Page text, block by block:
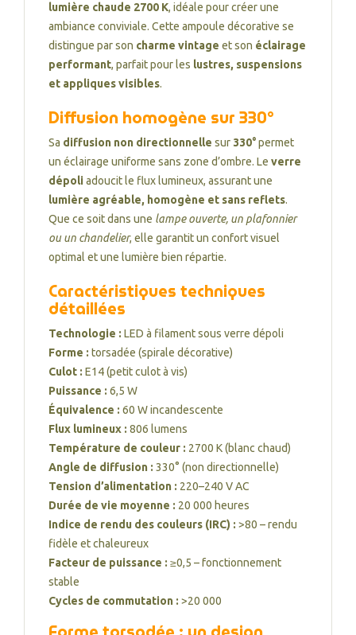
lumière chaude 2700 K, idéale pour créer une
ambiance conviviale. Cette ampoule décorative se
distingue par son charme vintage et son éclairage
performant, parfait pour les lustres, suspensions
et appliques visibles.
Diffusion homogène sur 330°
Sa diffusion non directionnelle sur 330°permet
un éclairage uniforme sans zone d’ombre. Le verre
dépoliadoucit le flux lumineux, assurant une
lumière agréable, homogène et sans reflets.
Que ce soit dans une lampe ouverte, un plafonnier
ou un chandelier, elle garantit un confort visuel
optimal et une lumière bien répartie.
Caractéristiques techniques
détaillées
Technologie : LED à filament sous verre dépoli
Forme : torsadée (spirale décorative)
Culot : E14 (petit culot à vis)
Puissance : 6,5 W
Équivalence : 60 W incandescente
Flux lumineux : 806 lumens
Température de couleur : 2700 K (blanc chaud)
Angle de diffusion : 330° (non directionnelle)
Tension d’alimentation : 220–240 V AC
Durée de vie moyenne : 20 000 heures
Indice de rendu des couleurs (IRC) : >80 – rendu
fidèle et chaleureux
Facteur de puissance : ≥0,5 – fonctionnement
stable
Cycles de commutation : >20 000